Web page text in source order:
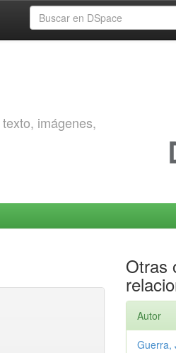
imágenes,
Otras
Autor
Guerra,